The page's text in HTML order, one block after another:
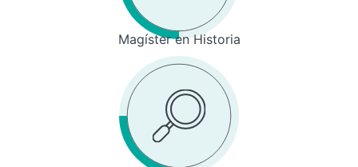
Magíster en Historia